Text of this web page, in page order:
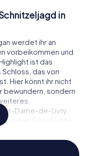
in
werdet ihr an
vorbeikommen und
ist das
das von
Hier könnt ihr nicht
bewundern, sondern
Dame-de-Livry,
reichen Geschichte.
und hält